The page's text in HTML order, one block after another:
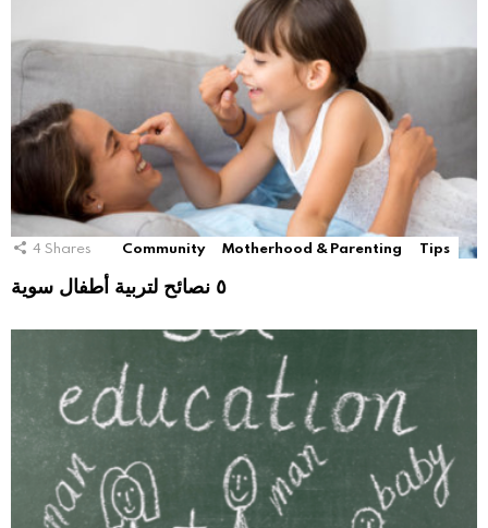
4 Shares Community Motherhood & Parenting Tips
٥ نصائح لتربية أطفال سوية